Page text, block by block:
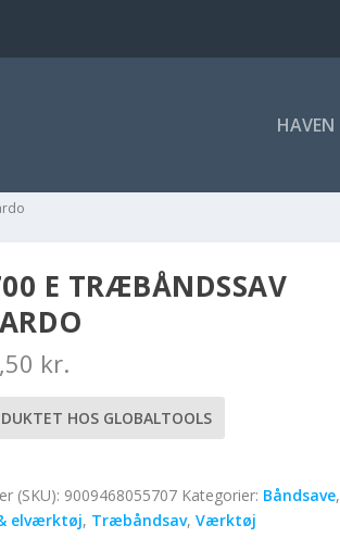
HAVEN
E TRÆBÅNDSSAV
kr.
HOS GLOBALTOOLS
(SKU): 9009468055707 Kategorier: Båndsave,
elværktøj, Træbåndsav, Værktøj